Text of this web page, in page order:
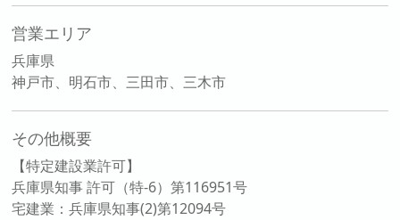
営業エリア
兵庫県
神戸市、明石市、三田市、三木市
その他概要
【特定建設業許可】
兵庫県知事 許可（特-6）第116951号
宅建業：兵庫県知事(2)第12094号